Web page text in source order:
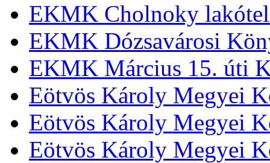
EKMK Cholnoky
EKMK Dózsavárosi
EKMK Március 15. úti
Eötvös Károly Megyei
Eötvös Károly Megyei
Eötvös Károly Megyei